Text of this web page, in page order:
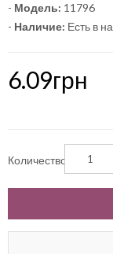
- Модель: 11796
- Наличие: Есть в
6.09грн
Количество